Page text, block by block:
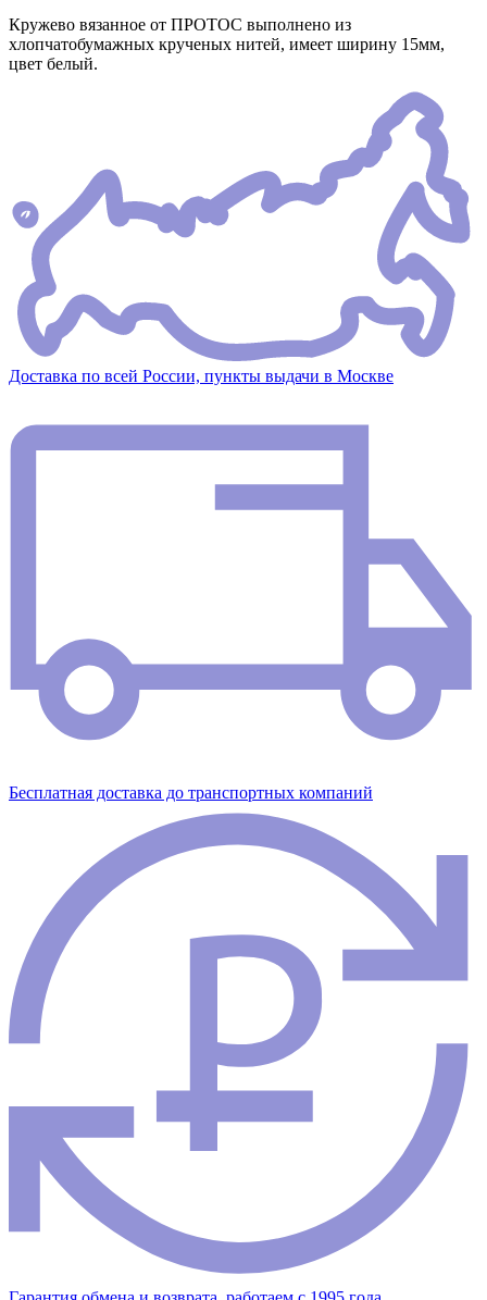
Кружево вязанное от ПРОТОС выполнено из
хлопчатобумажных крученых нитей, имеет ширину 15мм,
цвет белый.
Доставка по всей России, пункты выдачи в Москве
Бесплатная доставка до транспортных компаний